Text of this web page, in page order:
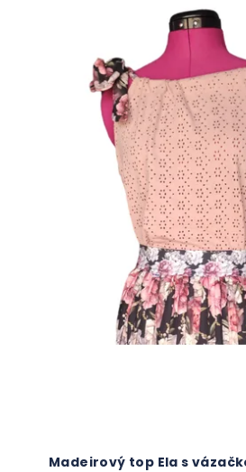
Madeirový top Ela s